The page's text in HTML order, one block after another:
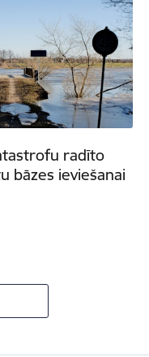
radīto
bāzes ieviešanai